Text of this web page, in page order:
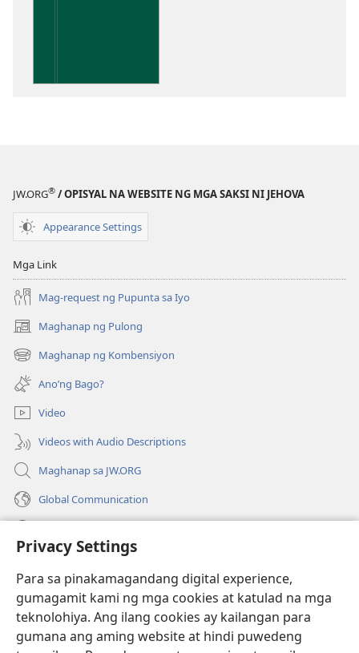
Privacy Settings
Para sa pinakamagandang digital experience,
gumagamit kami ng mga cookies at katulad na mga
teknolohiya. Ang ilang cookies ay kailangan para
gumana ang aming website at hindi puwedeng
JW.ORG® / OPISYAL NA WEBSITE NG MGA SAKSI NI JEHOVA
Appearance Settings
Mga Link
Mag-request ng Pupunta sa Iyo
Maghanap ng Pulong
(may
bubukas
na
bagong
window)
Maghanap ng Kombensiyon
(may
bubukas
na
bagong
window)
Ano’ng Bago?
Video
Videos with Audio Descriptions
Maghanap sa JW.ORG
Global Communication
(may
na
bagong
window)
Watchtower ONLINE LIBRARY™
(may
bubukas
JW Hub ®